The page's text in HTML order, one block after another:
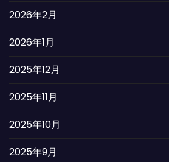
2026年2月
2026年1月
2025年12月
2025年11月
2025年10月
2025年9月